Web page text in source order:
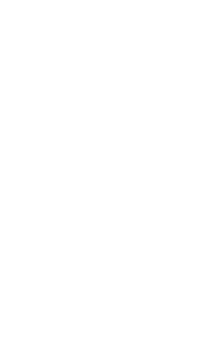
xung quanh như: